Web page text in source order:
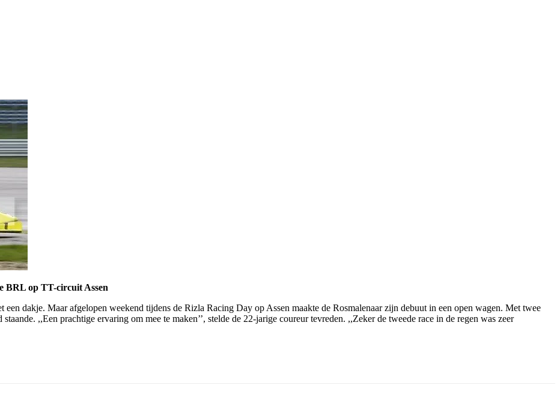
BRL op TT-circuit Assen
dakje. Maar afgelopen weekend tijdens de Rizla Racing Day op Assen maakte de Rosmalenaar zijn debuut in een open wagen. Met twee
,,Een prachtige ervaring om mee te maken’’, stelde de 22-jarige coureur tevreden. ,,Zeker de tweede race in de regen was zeer